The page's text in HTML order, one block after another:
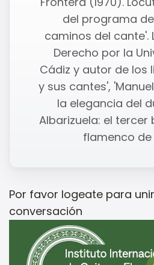
del programa
caminos del cante'.
Derecho por la
Cádiz y autor de los
y sus cantes',
la elegancia del
Albarizuela: el
flamenco de
Por favor logeate para
conversación